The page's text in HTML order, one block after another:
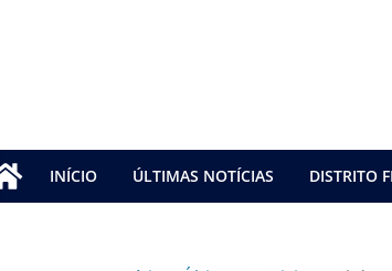
INÍCIO ÚLTIMAS NOTÍCIAS DISTRITO